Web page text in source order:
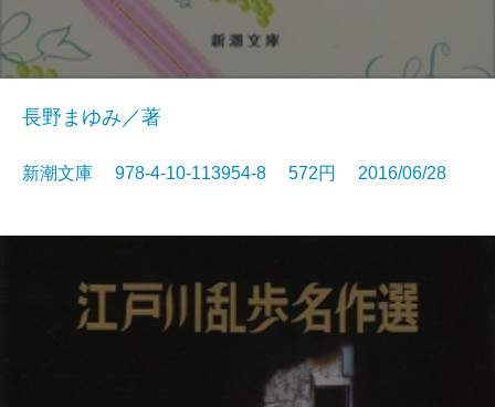
長野まゆみ／著
新潮文庫 978-4-10-113954-8 572円 2016/06/28